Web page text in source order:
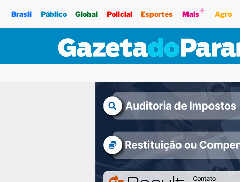
Brasil Público Global Policial Esportes Mais+ Agro